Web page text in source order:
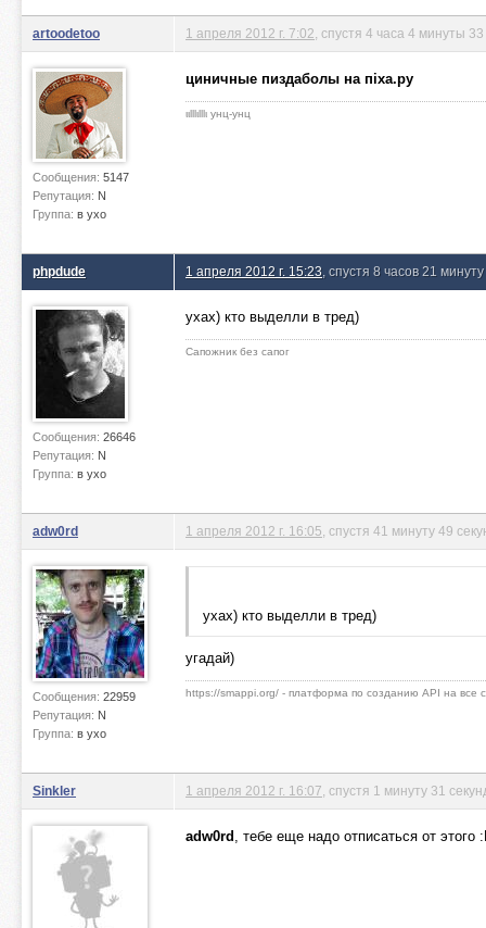
artoodetoo
Сообщения: 5147
Репутация: N
Группа: в ухо
1 апреля 2012 г. 7:02 , спустя 4 часа 4 минуты
циничные пиздаболы на пiха.ру
ιιlllιlllι унц-унц
phpdude
Сообщения: 26646
Репутация: N
Группа: в ухо
1 апреля 2012 г. 15:23 , спустя 8 часов 21
ухах) кто выделли в тред)
Сапожник без сапог
adw0rd
Сообщения: 22959
Репутация: N
Группа: в ухо
1 апреля 2012 г. 16:05 , спустя 41 минуту 49
ухах) кто выделли в тред)
угадай)
https://smappi.org/ - платформа по созданию API на все
Sinkler 1 апреля 2012 г. 16:07 , спустя 1 минуту 31
adw0rd , тебе еще надо отписаться от этого